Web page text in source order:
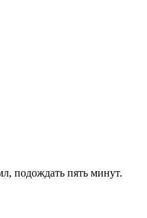
подождать пять минут.